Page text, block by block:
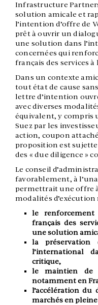
Infrastructure
solution amicale et
l’intention d’offre de
prêt à ouvrir un
une solution dans
concernées qui
français des services
Dans un contexte
tout état de cause
lettre d’intention
avec diverses
équivalent, y compris
Suez par les
action, coupon
proposition est
des « due diligence »
Le conseil
favorablement, à
permettrait une offre
modalités d’exécution
le
français des
une solution
la
l’international
critique,
le maintien de
notamment en
l’accélération du
marchés en